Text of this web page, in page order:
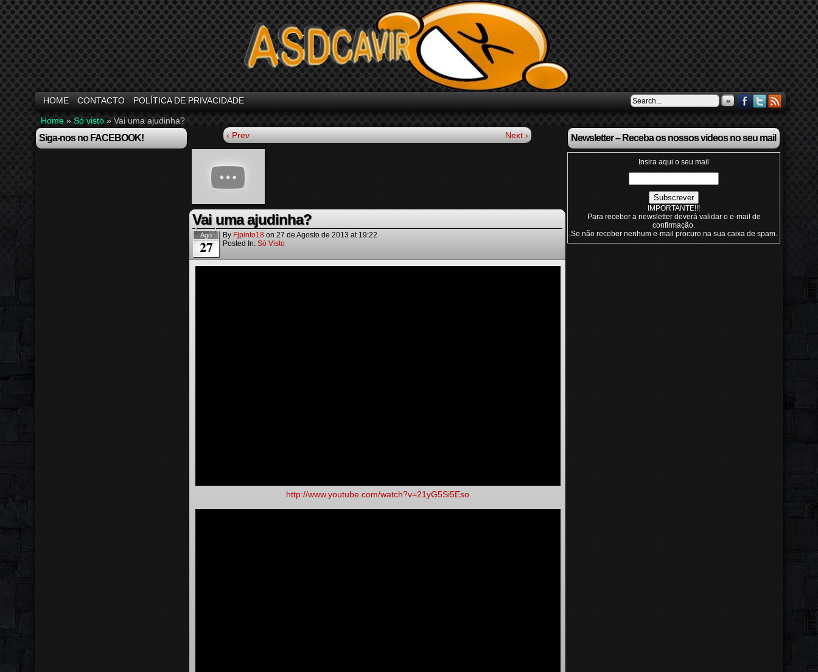
HOME CONTACTO POLÍTICA DE PRIVACIDADE »
Home » Só visto » Vai uma ajudinha?
Siga-nos no FACEBOOK! ‹ Prev Next ›
Vai uma ajudinha?
Ago
27
By Fjpinto18 on 27 de Agosto de 2013 at 19:22
Posted In: Só Visto
http://www.youtube.com/watch?v=21yG5Si5Eso
Newsletter – Receba os nossos videos no seu mail
Insira aqui o seu mail
IMPORTANTE!!!
Para receber a newsletter deverá validar o e-mail de
confirmação.
Se não receber nenhum e-mail procure na sua caixa de spam.